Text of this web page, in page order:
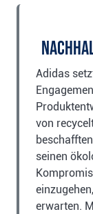
Adidas
von
seinen
erwarten.